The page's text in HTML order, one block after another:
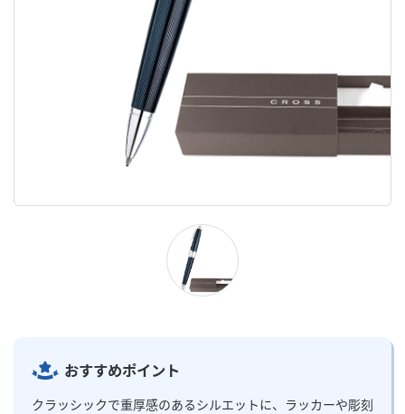
おすすめポイント
クラッシックで重厚感のあるシルエットに、ラッカーや彫刻